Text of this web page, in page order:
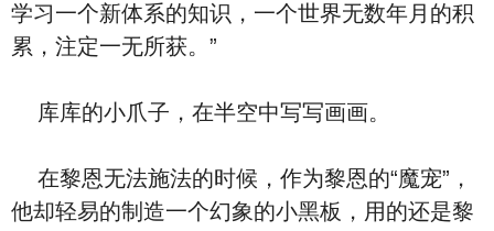
学习一个新体系的知识，一个世界无数年月的积
累，注定一无所获。”
库库的小爪子，在半空中写写画画。
在黎恩无法施法的时候，作为黎恩的“魔宠”，
他却轻易的制造一个幻象的小黑板，用的还是黎